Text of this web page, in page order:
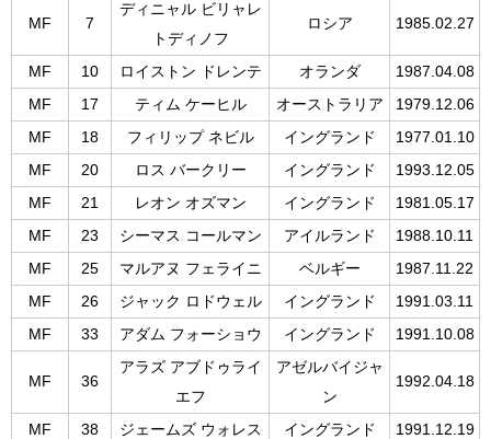
MF 7
ディニャル ビリャレ
トディノフ
ロシア 1985.02.27
MF 10 ロイストン ドレンテ オランダ
1987.04.08
MF
17 ティム ケーヒル オーストラリア
1979.12.06
MF
18 フィリップ ネビル イングランド
1977.01.10
MF
20 ロス バークリー イングランド
1993.12.05
MF
21 レオン オズマン イングランド
1981.05.17
MF
23 シーマス コールマン アイルランド
1988.10.11
MF
25 マルアヌ フェライニ ベルギー
1987.11.22
MF
26 ジャック ロドウェル イングランド
1991.03.11
MF
33 アダム フォーショウ イングランド 1991.10.08
MF 36
アラズ アブドゥライ
エフ
アゼルバイジャ
ン
1992.04.18
MF 38 ジェームズ ウォレス イングランド
1991.12.19